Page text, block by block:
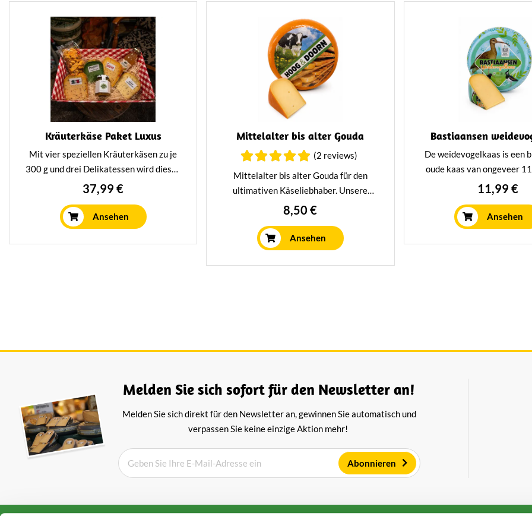
Kräuterkäse Paket Luxus
Mit vier speziellen Kräuterkäsen zu je
300 g und drei Delikatessen wird dieses
Paket Ihre Getränkekarte bis zum Rand
füllen. Oder Sie verschenken dieses
Paket. Perfekt für alle Liebhaber von
Käse und kulinarischen Köstlichkeiten.
37,99 €
Ansehen
Mittelalter bis alter Gouda
(2 reviews)
Mittelalter bis alter Gouda für den
ultimativen Käseliebhaber. Unsere
mittelalten bis alten Käsesorten werden
mindestens 26 Wochen lang gereift, was
ihnen einen herrlich würzigen
Geschmack verleiht.
8,50 €
Ansehen
Bastiaansen
De weidevogelkaas is een
oude kaas van ongeveer
oud, met een krachtige en
smaak. Deze kaas is niet
smakelijk, maar ook
leefgebied van
beschermen. Bastiaansen
11,99 €
Ansehen
Melden Sie sich sofort für den Newsletter an!
Melden Sie sich direkt für den Newsletter an, gewinnen Sie automatisch und
verpassen Sie keine einzige Aktion mehr!
Abonnieren